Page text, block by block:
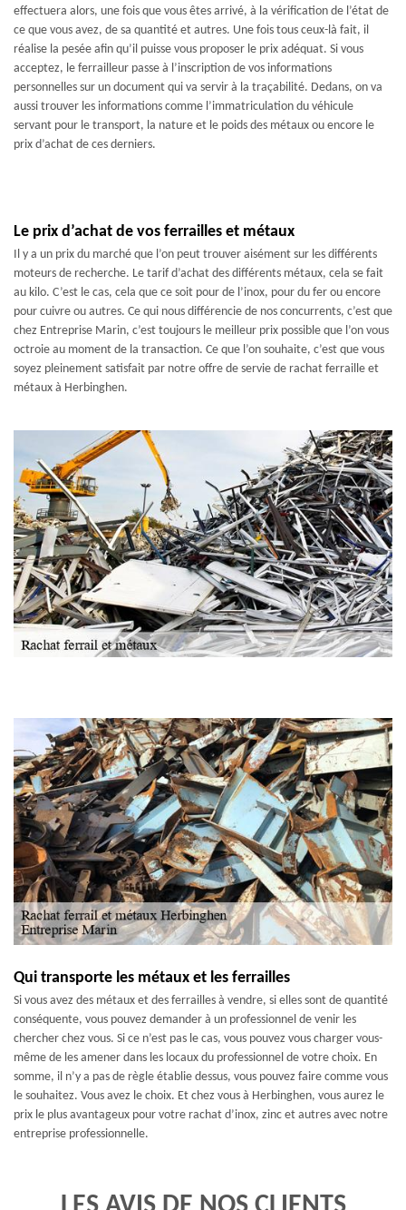
effectuera alors, une fois que vous êtes arrivé, à la vérification de l’état de
ce que vous avez, de sa quantité et autres. Une fois tous ceux-là fait, il
réalise la pesée afin qu’il puisse vous proposer le prix adéquat. Si vous
acceptez, le ferrailleur passe à l’inscription de vos informations
personnelles sur un document qui va servir à la traçabilité. Dedans, on va
aussi trouver les informations comme l’immatriculation du véhicule
servant pour le transport, la nature et le poids des métaux ou encore le
prix d’achat de ces derniers.
Le prix d’achat de vos ferrailles et métaux
Il y a un prix du marché que l’on peut trouver aisément sur les différents
moteurs de recherche. Le tarif d’achat des différents métaux, cela se fait
au kilo. C’est le cas, cela que ce soit pour de l’inox, pour du fer ou encore
pour cuivre ou autres. Ce qui nous différencie de nos concurrents, c’est que
chez Entreprise Marin, c’est toujours le meilleur prix possible que l’on vous
octroie au moment de la transaction. Ce que l’on souhaite, c’est que vous
soyez pleinement satisfait par notre offre de servie de rachat ferraille et
métaux à Herbinghen.
Qui transporte les métaux et les ferrailles
Si vous avez des métaux et des ferrailles à vendre, si elles sont de quantité
conséquente, vous pouvez demander à un professionnel de venir les
chercher chez vous. Si ce n’est pas le cas, vous pouvez vous charger vous-
même de les amener dans les locaux du professionnel de votre choix. En
somme, il n’y a pas de règle établie dessus, vous pouvez faire comme vous
le souhaitez. Vous avez le choix. Et chez vous à Herbinghen, vous aurez le
prix le plus avantageux pour votre rachat d’inox, zinc et autres avec notre
entreprise professionnelle.